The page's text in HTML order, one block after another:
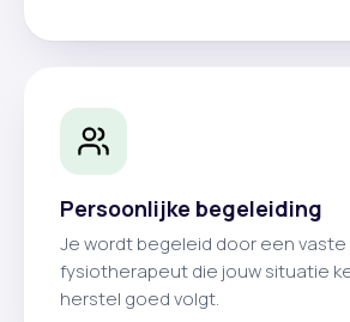
Persoonlijke begeleiding
Je wordt begeleid door een vaste
fysiotherapeut die jouw situatie
herstel goed volgt.